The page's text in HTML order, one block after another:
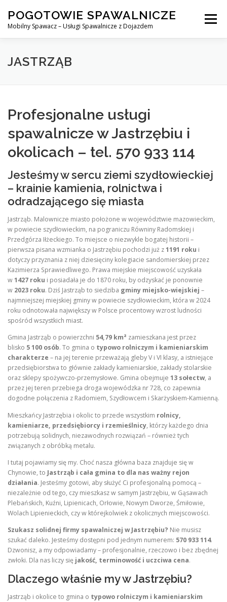
content
POGOTOWIE SPAWALNICZE
Mobilny Spawacz – Usługi Spawalnicze z Dojazdem
Menu
MOBILNY SPAWACZ
KONTAKT
JASTRZĄB
Profesjonalne usługi
spawalnicze w Jastrzębiu i
okolicach – tel. 570 933 114
Jesteśmy w sercu ziemi szydłowieckiej
– krainie kamienia, rolnictwa i
odradzającego się miasta
Jastrząb. Malownicze miasto położone w województwie mazowieckim,
w powiecie szydłowieckim, na pograniczu Równiny Radomskiej i
Przedgórza Iłżeckiego. To miejsce o niezwykle bogatej historii –
pierwsza pisana wzmianka o Jastrzębiu pochodzi już z1191 roku i
dotyczy przyznania z niej dziesięciny kolegiacie sandomierskiej przez
Kazimierza Sprawiedliwego. Prawa miejskie miejscowość uzyskała
w1427 roku i posiadała je do 1870 roku, by odzyskać je ponownie
w 2023 roku. Dziś Jastrząb to siedziba gminy miejsko-wiejskiej –
najmniejszej miejskiej gminy w powiecie szydłowieckim, która w 2024
roku odnotowała największy w Polsce procentowy wzrost ludności
spośród wszystkich miast.
Gmina Jastrząb o powierzchni 54,79 km² zamieszkana jest przez
blisko 5 100 osób. To gmina o typowo rolniczym i kamieniarskim
charakterze – na jej terenie przeważają gleby V i VI klasy, a istniejące
przedsiębiorstwa to głównie zakłady kamieniarskie, zakłady stolarskie
oraz sklepy spożywczo-przemysłowe. Gmina obejmuje 13 sołectw, a
przez jej teren przebiega droga wojewódzka nr 728, co zapewnia
dogodne połączenia z Radomiem, Szydłowcem i Skarżyskiem-Kamienną.
Mieszkańcy Jastrzębia i okolic to przede wszystkim rolnicy,
kamieniarze, przedsiębiorcy i rzemieślnicy, którzy każdego dnia
potrzebują solidnych, niezawodnych rozwiązań – również tych
związanych z obróbką metalu.
I tutaj pojawiamy się my. Choć nasza główna baza znajduje się w
Chynowie, to Jastrząb i cała gmina to dla nas ważny rejon
działania. Jesteśmy gotowi, aby służyć Ci profesjonalną pomocą –
niezależnie od tego, czy mieszkasz w samym Jastrzębiu, w Gąsawach
Plebańskich, Kuźni, Lipienicach, Orłowie, Nowym Dworze, Śmiłowie,
Wolach Lipienieckich, czy w którejkolwiek z okolicznych miejscowości.
Szukasz solidnej firmy spawalniczej w Jastrzębiu? Nie musisz
szukać daleko. Jesteśmy dostępni pod jednym numerem: 570 933 114.
Dzwonisz, a my odpowiadamy – profesjonalnie, rzeczowo i bez zbędnej
zwłoki. Dla nas liczy się jakość, terminowość i uczciwa cena.
Dlaczego właśnie my w Jastrzębiu?
Jastrząb i okolice to gmina o typowo rolniczym i kamieniarskim